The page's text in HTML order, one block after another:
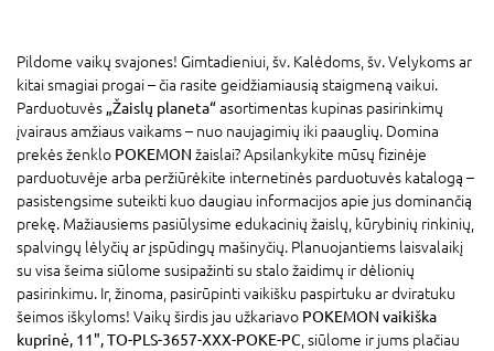
Pildome vaikų svajones! Gimtadieniui, šv. Kalėdoms, šv. Velykoms ar
kitai smagiai progai – čia rasite geidžiamiausią staigmeną vaikui.
Parduotuvės „Žaislų planeta“asortimentas kupinas pasirinkimų
įvairaus amžiaus vaikams – nuo naujagimių iki paauglių. Domina
prekės ženklo POKEMON žaislai? Apsilankykite mūsų fizinėje
parduotuvėje arba peržiūrėkite internetinės parduotuvės katalogą –
pasistengsime suteikti kuo daugiau informacijos apie jus dominančią
prekę. Mažiausiems pasiūlysime edukacinių žaislų, kūrybinių rinkinių,
spalvingų lėlyčių ar įspūdingų mašinyčių. Planuojantiems laisvalaikį
su visa šeima siūlome susipažinti su stalo žaidimų ir dėlionių
pasirinkimu. Ir, žinoma, pasirūpinti vaikišku paspirtuku ar dviratuku
šeimos iškyloms! Vaikų širdis jau užkariavo POKEMON vaikiška
kuprinė, 11", TO-PLS-3657-XXX-POKE-PC, siūlome ir jums plačiau